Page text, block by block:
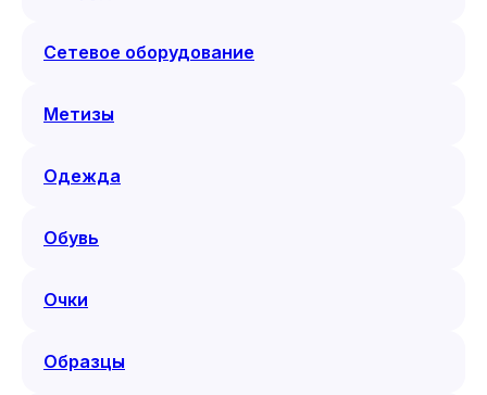
Сетевое оборудование
Метизы
Одежда
Обувь
Очки
Образцы